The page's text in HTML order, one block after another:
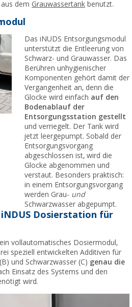
dem Grauwassertank benutzt.
Das iNUDS Entsorgungsmodul
unterstützt die Entleerung von
Schwarz- und Grauwasser. Das
Berühren unhygienischer
Komponenten gehört damit der
Vergangenheit an, denn die
Glocke wird einfach auf den
Bodenablauf der
Entsorgungsstation gestellt
und verriegelt. Der Tank wird
jetzt leergepumpt. Sobald der
Entsorgungsvorgang
abgeschlossen ist, wird die
Glocke abgenommen und
verstaut. Besonders praktisch:
in einem Entsorgungsvorgang
werden Grau- und
Schwarzwasser abgepumpt.
Dosierstation für
vollautomatisches Dosiermodul,
speziell entwickelten Additiven für
und Schwarzwasser (C) genau die
Einsatz des Systems und den
wird.